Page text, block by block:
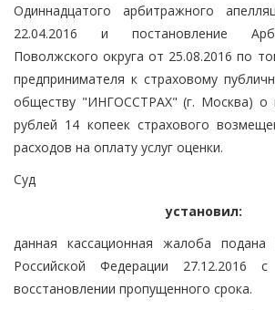
Одиннадцатого арбитражного
22.04.2016 и постановление
Поволжского округа от 25.08.2016 по
предпринимателя к страховому
обществу "ИНГОССТРАХ" (г. Москва) о
рублей 14 копеек страхового
расходов на оплату услуг оценки.
Суд
установил:
данная кассационная жалоба
Российской Федерации 27.12.2016
восстановлении пропущенного срока.